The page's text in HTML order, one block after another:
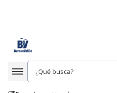
Afficher la navigation